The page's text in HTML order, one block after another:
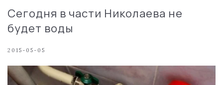
Сегодня в части Николаева не
будет воды
2015-05-05